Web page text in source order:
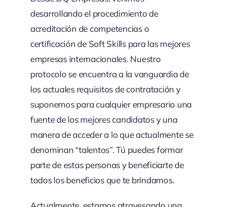
desarrollando el procedimiento de
acreditación de competencias o
certificación de Soft Skills para las mejores
empresas internacionales. Nuestro
protocolo se encuentra a la vanguardia de
los actuales requisitos de contratación y
suponemos para cualquier empresario una
fuente de los mejores candidatos y una
manera de acceder a lo que actualmente se
denominan “talentos”. Tú puedes formar
parte de estas personas y beneficiarte de
todos los beneficios que te brindamos.